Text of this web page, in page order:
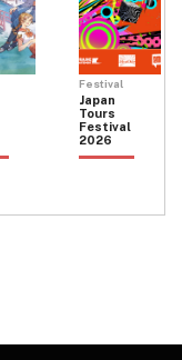
Festival
Japan
Tours
Festival
2026